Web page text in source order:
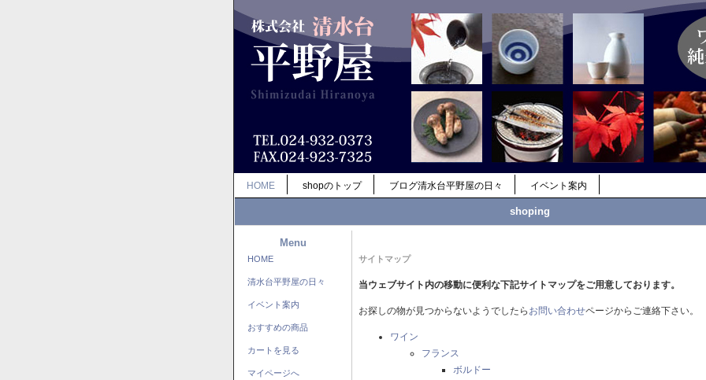
HOME shopのトップ ブログ清水台平野屋の日々 イベント案内
shoping
Menu
HOME
清水台平野屋の日々
イベント案内
おすすめの商品
カートを見る
マイページへ
サイトマップ
当ウェブサイト内の移動に便利な下記サイトマップをご用意しております。
お探しの物が見つからないようでしたら お問い合わせページからご連絡下さい。
ワイン
フランス
ボルドー